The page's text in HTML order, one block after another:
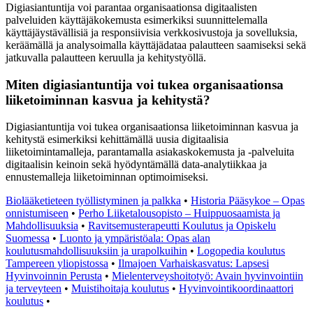
Digiasiantuntija voi parantaa organisaationsa digitaalisten
palveluiden käyttäjäkokemusta esimerkiksi suunnittelemalla
käyttäjäystävällisiä ja responsiivisia verkkosivustoja ja sovelluksia,
keräämällä ja analysoimalla käyttäjädataa palautteen saamiseksi sekä
jatkuvalla palautteen keruulla ja kehitystyöllä.
Miten digiasiantuntija voi tukea organisaationsa
liiketoiminnan kasvua ja kehitystä?
Digiasiantuntija voi tukea organisaationsa liiketoiminnan kasvua ja
kehitystä esimerkiksi kehittämällä uusia digitaalisia
liiketoimintamalleja, parantamalla asiakaskokemusta ja -palveluita
digitaalisin keinoin sekä hyödyntämällä data-analytiikkaa ja
ennustemalleja liiketoiminnan optimoimiseksi.
Biolääketieteen työllistyminen ja palkka • Historia Pääsykoe – Opas
onnistumiseen • Perho Liiketalousopisto – Huippuosaamista ja
Mahdollisuuksia • Ravitsemusterapeutti Koulutus ja Opiskelu
Suomessa • Luonto ja ympäristöala: Opas alan
koulutusmahdollisuuksiin ja urapolkuihin • Logopedia koulutus
Tampereen yliopistossa • Ilmajoen Varhaiskasvatus: Lapsesi
Hyvinvoinnin Perusta • Mielenterveyshoitotyö: Avain hyvinvointiin
ja terveyteen • Muistihoitaja koulutus • Hyvinvointikoordinaattori
koulutus •